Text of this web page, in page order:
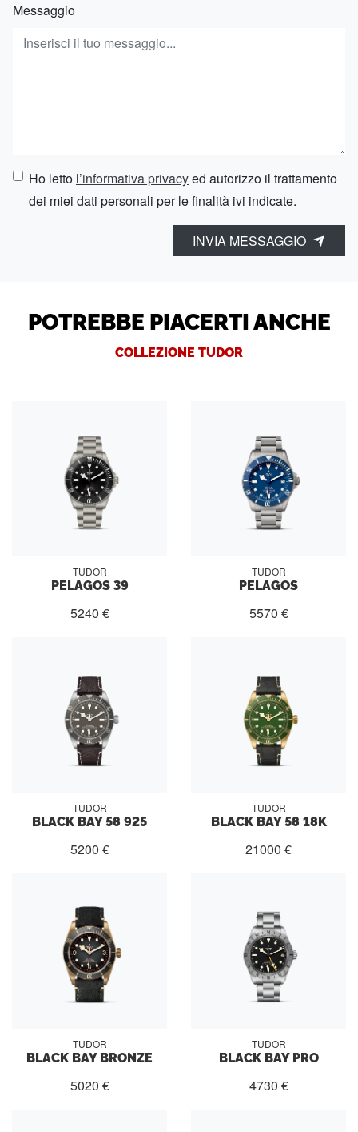
Messaggio
Ho letto l’informativa privacyed autorizzo il trattamento
dei miei dati personali per le finalità ivi indicate.
INVIA MESSAGGIO
POTREBBE PIACERTI ANCHE
COLLEZIONE TUDOR
TUDOR
PELAGOS 39
5240 €
TUDOR
PELAGOS
5570 €
TUDOR
BLACK BAY 58 925
5200 €
TUDOR
BLACK BAY 58 18K
21000 €
TUDOR
BLACK BAY BRONZE
5020 €
TUDOR
BLACK BAY PRO
4730 €